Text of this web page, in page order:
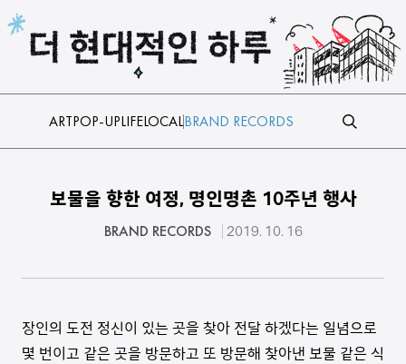
본문 바로가기
ARTPOP-UPLIFELOCALBRAND RECORDS
보물을 향한 여정, 명인명촌 10주년 행사
BRAND RECORDS 2019. 10. 16
장인의 도전 정신이 있는 곳을 찾아 전달 하겠다는 일념으로
몇 번이고 같은 곳을 방문하고 또 방문해 찾아낸 보물 같은 식